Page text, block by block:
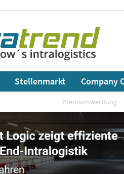
Stellenmarkt Company
Premiumwerbung